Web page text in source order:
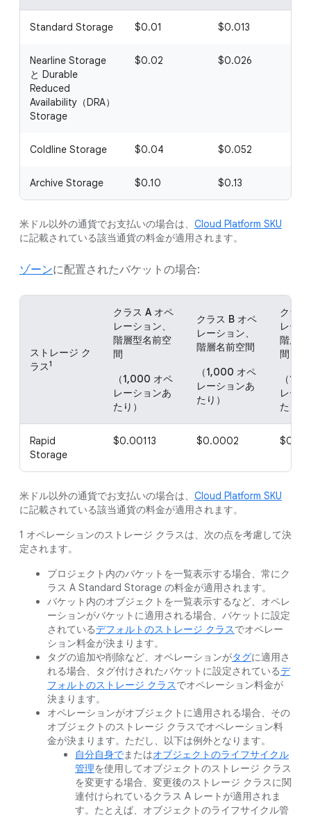
Standard Storage $0.01 $0.013
Nearline Storage
と Durable
Reduced
Availability（DRA）
Storage
$0.02 $0.026
Coldline Storage $0.04 $0.052
Archive Storage $0.10 $0.13
米ドル以外の通貨でお支払いの場合は、 Cloud Platform SKU
に記載されている該当通貨の料金が適用されます。
ゾーンに配置されたバケットの場合:
ストレージ ク
ラス1
クラス A オペ
レーション、
階層型名前空
間
（1,000 オペ
レーションあ
たり）
クラス B オペ
レーション、
階層名前空間
（1,000 オペ
レーションあ
たり）
クラ
レー
階層
間
（
レー
たり）
Rapid
Storage
$0.00113 $0.0002
米ドル以外の通貨でお支払いの場合は、 Cloud Platform SKU
に記載されている該当通貨の料金が適用されます。
1 オペレーションのストレージ クラスは、次の点を考慮して決
定されます。
プロジェクト内のバケットを一覧表示する場合、常にク
ラス A Standard Storage の料金が適用されます。
バケット内のオブジェクトを一覧表示するなど、オペレ
ーションがバケットに適用される場合、バケットに設定
されているデフォルトのストレージ クラスでオペレー
ション料金が決まります。
タグの追加や削除など、オペレーションがタグに適用さ
れる場合、タグ付けされたバケットに設定されているデ
フォルトのストレージ クラスでオペレーション料金が
決まります。
オペレーションがオブジェクトに適用される場合、その
オブジェクトのストレージ クラスでオペレーション料
金が決まります。ただし、以下は例外となります。
自分自身でまたはオブジェクトのライフサイクル
管理を使用してオブジェクトのストレージ クラス
を変更する場合、変更後のストレージ クラスに関
連付けられているクラス A レートが適用されま
す。たとえば、オブジェクトのライフサイクル管